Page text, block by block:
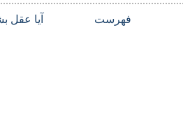
فهرست آیا عقل